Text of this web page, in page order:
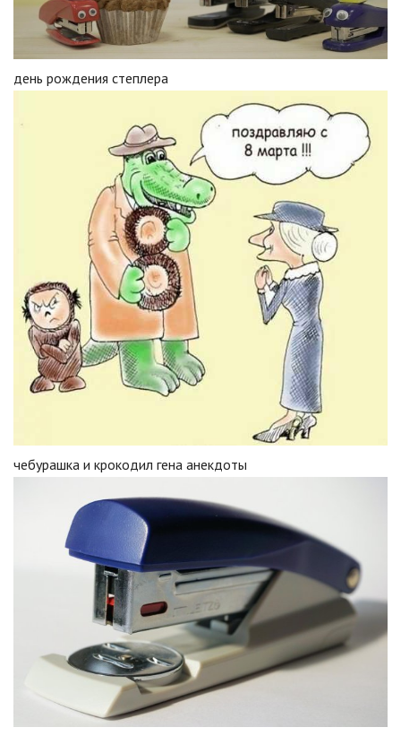
день рождения степлера
чебурашка и крокодил гена анекдоты